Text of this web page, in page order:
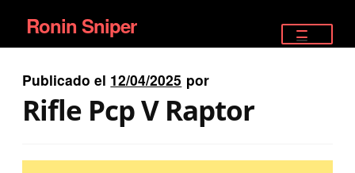
Ir
a
la
navegación
Ir
al
contenido
Ronin Sniper
EQUIPAMIENTO ÉLITE
Publicado el 12/04/2025 por
Rifle Pcp V Raptor